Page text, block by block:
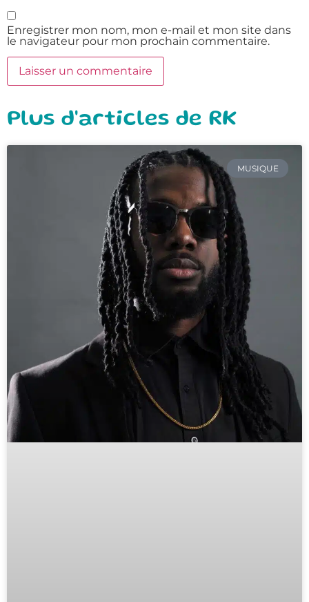
Enregistrer mon nom, mon e-mail et mon site dans
le navigateur pour mon prochain commentaire.
Plus d'articles de RK
MUSIQUE